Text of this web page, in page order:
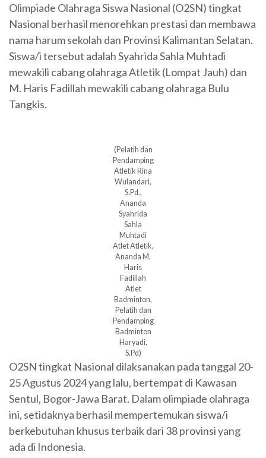
Olimpiade Olahraga Siswa Nasional (O2SN) tingkat
Nasional berhasil menorehkan prestasi dan membawa
nama harum sekolah dan Provinsi Kalimantan Selatan.
Siswa/i tersebut adalah Syahrida Sahla Muhtadi
mewakili cabang olahraga Atletik (Lompat Jauh) dan
M. Haris Fadillah mewakili cabang olahraga Bulu
Tangkis.
(Pelatih dan
Pendamping
Atletik Rina
Wulandari,
S.Pd.,
Ananda
Syahrida
Sahla
Muhtadi
Atlet Atletik,
Ananda M.
Haris
Fadillah
Atlet
Badminton,
Pelatih dan
Pendamping
Badminton
Haryadi,
S.Pd)
O2SN tingkat Nasional dilaksanakan pada tanggal 20-
25 Agustus 2024 yang lalu, bertempat di Kawasan
Sentul, Bogor-Jawa Barat. Dalam olimpiade olahraga
ini, setidaknya berhasil mempertemukan siswa/i
berkebutuhan khusus terbaik dari 38 provinsi yang
ada di Indonesia.